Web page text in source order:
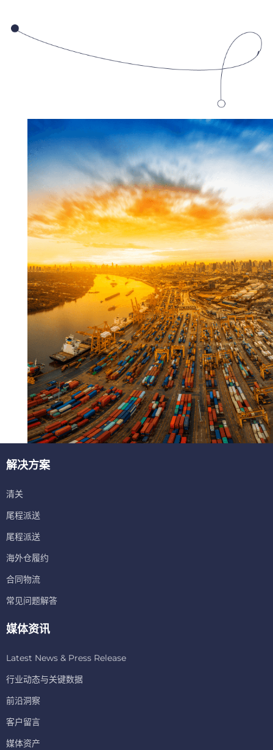
解决方案
清关
尾程派送
尾程派送
海外仓履约
合同物流
常见问题解答
媒体资讯
Latest News & Press Release
行业动态与关键数据
前沿洞察
客户留言
媒体资产